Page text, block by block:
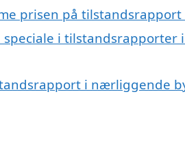
prisen på
i tilstandsrapporter
i nærliggende